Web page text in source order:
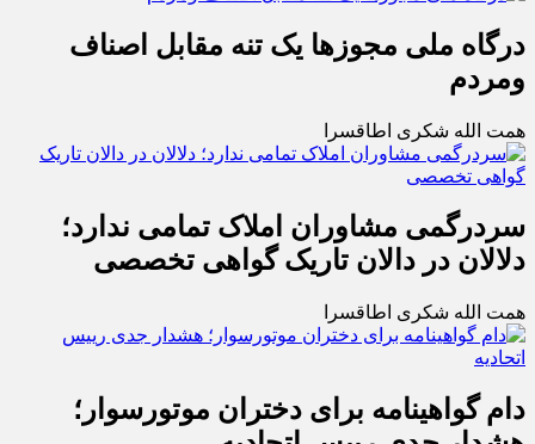
درگاه ملی مجوزها یک تنه مقابل اصناف
ومردم
همت الله شکری اطاقسرا
سردرگمی مشاوران املاک تمامی ندارد؛
دلالان در دالان تاریک گواهی تخصصی
همت الله شکری اطاقسرا
دام گواهینامه برای دختران موتورسوار؛